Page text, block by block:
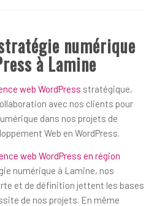
numérique
à Lamine
web WordPress stratégique,
avec nos clients pour
dans nos projets de
Web en WordPress.
web WordPress en région
numérique à Lamine, nos
et de définition jettent les bases
de nos projets. En même